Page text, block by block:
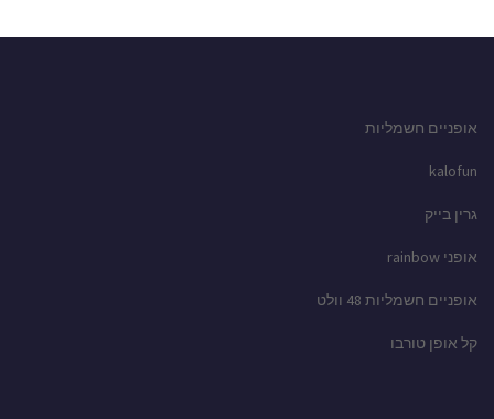
אופניים חשמליות
kalofun
גרין בייק
אופני rainbow
אופניים חשמליות 48 וולט
קל אופן טורבו